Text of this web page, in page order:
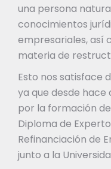
una persona
conocimientos
empresariales, así
materia de
Esto nos satisface
ya que desde hace
por la formación
Diploma de
Refinanciación de
junto a la